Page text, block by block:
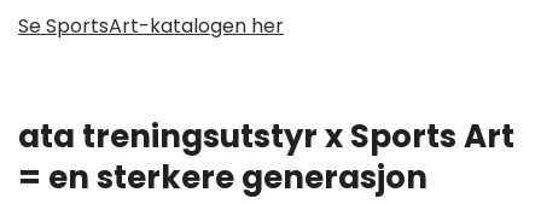
Se SportsArt-katalogen her
ata treningsutstyr x Sports Art
= en sterkere generasjon